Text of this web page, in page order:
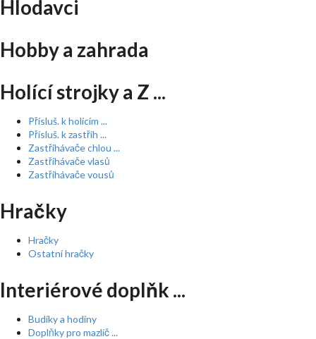
Hlodavci
Hobby a zahrada
Holící strojky a Z ...
Přísluš. k holícím ...
Přísluš. k zastřih ...
Zastřihávače chlou ...
Zastřihávače vlasů
Zastřihávače vousů
Hračky
Hračky
Ostatní hračky
Interiérové doplňk ...
Budíky a hodiny
Doplňky pro mazlíč ...